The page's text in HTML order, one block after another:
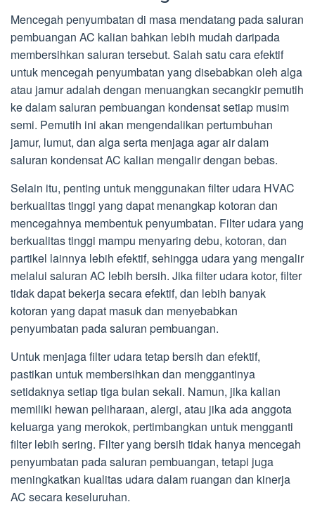
Mencegah penyumbatan di masa mendatang pada saluran
pembuangan AC kalian bahkan lebih mudah daripada
membersihkan saluran tersebut. Salah satu cara efektif
untuk mencegah penyumbatan yang disebabkan oleh alga
atau jamur adalah dengan menuangkan secangkir pemutih
ke dalam saluran pembuangan kondensat setiap musim
semi. Pemutih ini akan mengendalikan pertumbuhan
jamur, lumut, dan alga serta menjaga agar air dalam
saluran kondensat AC kalian mengalir dengan bebas.
Selain itu, penting untuk menggunakan filter udara HVAC
berkualitas tinggi yang dapat menangkap kotoran dan
mencegahnya membentuk penyumbatan. Filter udara yang
berkualitas tinggi mampu menyaring debu, kotoran, dan
partikel lainnya lebih efektif, sehingga udara yang mengalir
melalui saluran AC lebih bersih. Jika filter udara kotor, filter
tidak dapat bekerja secara efektif, dan lebih banyak
kotoran yang dapat masuk dan menyebabkan
penyumbatan pada saluran pembuangan.
Untuk menjaga filter udara tetap bersih dan efektif,
pastikan untuk membersihkan dan menggantinya
setidaknya setiap tiga bulan sekali. Namun, jika kalian
memiliki hewan peliharaan, alergi, atau jika ada anggota
keluarga yang merokok, pertimbangkan untuk mengganti
filter lebih sering. Filter yang bersih tidak hanya mencegah
penyumbatan pada saluran pembuangan, tetapi juga
meningkatkan kualitas udara dalam ruangan dan kinerja
AC secara keseluruhan.